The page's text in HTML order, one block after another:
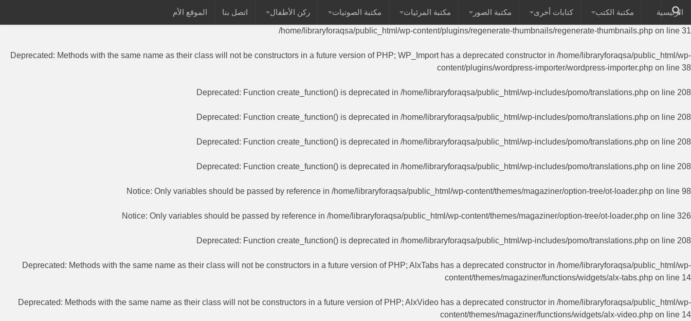
: Methods with the same name as their class will not be constructors in a future version of PHP; RegenerateThumbnails has a deprecated constructor in
/home/libraryforaqsa/public_html/wp-content/plugins/regenerate-thumbnails/regenerate-thumbnails.php on line 31
Deprecated: Methods with the same name as their class will not be constructors in a future version of PHP; WP_Import has a deprecated constructor in /home/libraryforaqsa/public_html/wp-
content/plugins/wordpress-importer/wordpress-importer.php on line 38
Deprecated: Function create_function() is deprecated in /home/libraryforaqsa/public_html/wp-includes/pomo/translations.php on line 208
Deprecated: Function create_function() is deprecated in /home/libraryforaqsa/public_html/wp-includes/pomo/translations.php on line 208
Deprecated: Function create_function() is deprecated in /home/libraryforaqsa/public_html/wp-includes/pomo/translations.php on line 208
Deprecated: Function create_function() is deprecated in /home/libraryforaqsa/public_html/wp-includes/pomo/translations.php on line 208
Notice: Only variables should be passed by reference in /home/libraryforaqsa/public_html/wp-content/themes/magaziner/option-tree/ot-loader.php on line 98
Notice: Only variables should be passed by reference in /home/libraryforaqsa/public_html/wp-content/themes/magaziner/option-tree/ot-loader.php on line 326
Deprecated: Function create_function() is deprecated in /home/libraryforaqsa/public_html/wp-includes/pomo/translations.php on line 208
Deprecated: Methods with the same name as their class will not be constructors in a future version of PHP; AlxTabs has a deprecated constructor in /home/libraryforaqsa/public_html/wp-
content/themes/magaziner/functions/widgets/alx-tabs.php on line 14
Deprecated: Methods with the same name as their class will not be constructors in a future version of PHP; AlxVideo has a deprecated constructor in /home/libraryforaqsa/public_html/wp-
content/themes/magaziner/functions/widgets/alx-video.php on line 14
الرئيسية مكتبة الكتب كتابات أخرى مكتبة الصور مكتبة المرئيات مكتبة الصوتيات ركن الأطفال اتصل بنا الموقع الأم